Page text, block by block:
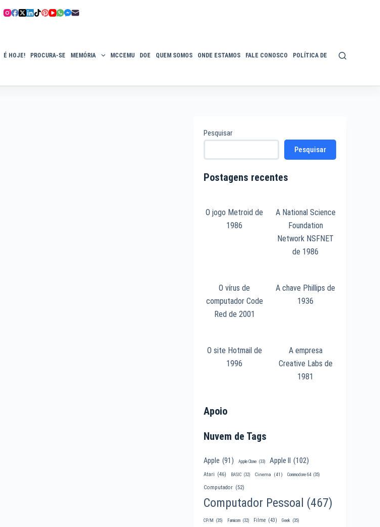
É HOJE! PROCURA-SE MEMÓRIA MCCEMU DOE QUEM SOMOS ONDE ESTAMOS FALE CONOSCO POLÍTICA DE PRIVACIDADE
Pesquisar
Pesquisar
Postagens recentes
O jogo Metroid de
1986
A National Science
Foundation
Network NSFNET
de 1986
O vírus de
computador Code
Red de 2001
A chave Phillips de
1936
O site Hotmail de
1996
A empresa
Creative Labs de
1981
Apoio
Nuvem de Tags
Apple (91) Apple Clone (33) Apple II (102)
Atari (46) BASIC (32) Cinema (41) Commodore 64 (35)
Computador (52)
Computador Pessoal (467)
CP/M (35) Famicom (32) Filme (43) Geek (35)